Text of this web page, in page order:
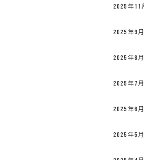
2025年11
2025年9月
2025年8月
2025年7月
2025年6月
2025年5月